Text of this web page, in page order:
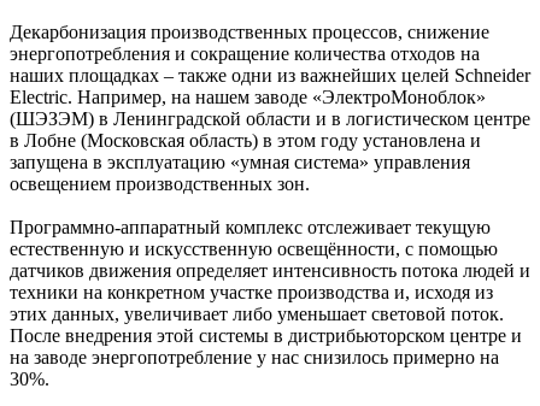
Декарбонизация производственных процессов, снижение
энергопотребления и сокращение количества отходов на
наших площадках – также одни из важнейших целей Schneider
Electric. Например, на нашем заводе «ЭлектроМоноблок»
(ШЭЗЭМ) в Ленинградской области и в логистическом центре
в Лобне (Московская область) в этом году установлена и
запущена в эксплуатацию «умная система» управления
освещением производственных зон.
Программно-аппаратный комплекс отслеживает текущую
естественную и искусственную освещённости, с помощью
датчиков движения определяет интенсивность потока людей и
техники на конкретном участке производства и, исходя из
этих данных, увеличивает либо уменьшает световой поток.
После внедрения этой системы в дистрибьюторском центре и
на заводе энергопотребление у нас снизилось примерно на
30%.